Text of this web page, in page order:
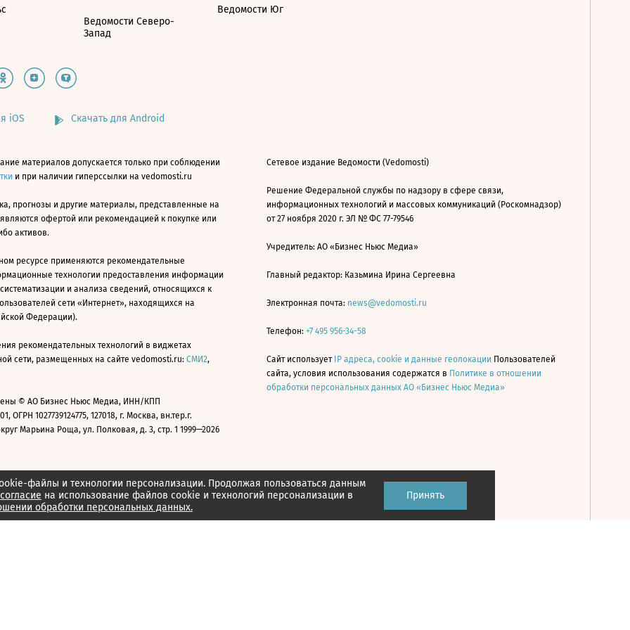
файлы и технологии персонализации. Продолжая пользоваться данным
согласие на использование файлов cookie и технологий персонализации в
обработки персональных данных.
Принять
Ведомости Северо-
Запад
Ведомости Юг
iOS Скачать для Android
материалов допускается только при соблюдении
и при наличии гиперссылки на vedomosti.ru
прогнозы и другие материалы, представленные на
офертой или рекомендацией к покупке или
активов.
ресурсе применяются рекомендательные
технологии предоставления информации
и анализа сведений, относящихся к
сети «Интернет», находящихся на
Федерации).
рекомендательных технологий в виджетах
сети, размещенных на сайте vedomosti.ru: СМИ2,
© АО Бизнес Ньюс Медиа, ИНН/КПП
ОГРН 1027739124775, 127018, г. Москва, вн.тер.г.
Марьина Роща, ул. Полковая, д. 3, стр. 1 1999—2026
Сетевое издание Ведомости (Vedomosti)
Решение Федеральной службы по надзору в сфере связи,
информационных технологий и массовых коммуникаций (Роскомнадзор)
от 27 ноября 2020 г. ЭЛ № ФС 77-79546
Учредитель: АО «Бизнес Ньюс Медиа»
Главный редактор: Казьмина Ирина Сергеевна
Электронная почта: news@vedomosti.ru
Телефон: +7 495 956-34-58
Сайт использует IP адреса, cookie и данные геолокации Пользователей
сайта, условия использования содержатся в Политике в отношении
обработки персональных данных АО «Бизнес Ньюс Медиа»